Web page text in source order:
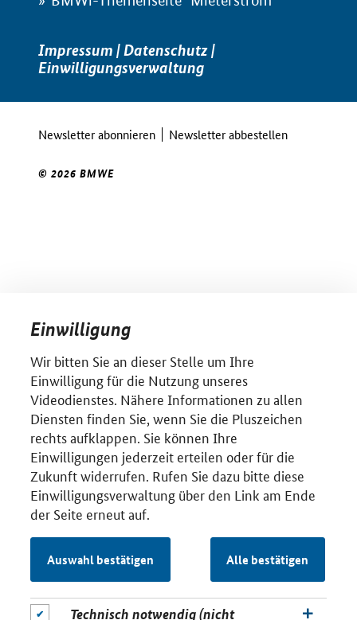
Impressum |Datenschutz|
Einwilligungsverwaltung
Newsletter abonnieren Newsletter abbestellen
© 2026 BMWE
Einwilligung
Wir bitten Sie an dieser Stelle um Ihre
Einwilligung für die Nutzung unseres
Videodienstes. Nähere Informationen zu allen
Diensten finden Sie, wenn Sie die Pluszeichen
rechts aufklappen. Sie können Ihre
Einwilligungen jederzeit erteilen oder für die
Zukunft widerrufen. Rufen Sie dazu bitte diese
Einwilligungsverwaltung über den Link am Ende
der Seite erneut auf.
Auswahl bestätigen Alle bestätigen
Technisch notwendig (nicht